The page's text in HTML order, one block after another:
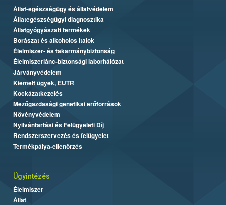
Állat-egészségügy és állatvédelem
Állategészségügyi diagnosztika
Állatgyógyászati termékek
Borászat és alkoholos italok
Élelmiszer- és takarmánybiztonság
Élelmiszerlánc-biztonsági laborhálózat
Járványvédelem
Kiemelt ügyek, EUTR
Kockázatkezelés
Mezőgazdasági genetikai erőforrások
Növényvédelem
Nyilvántartási és Felügyeleti Díj
Rendszerszervezés és felügyelet
Termékpálya-ellenőrzés
Ügyintézés
Élelmiszer
Állat